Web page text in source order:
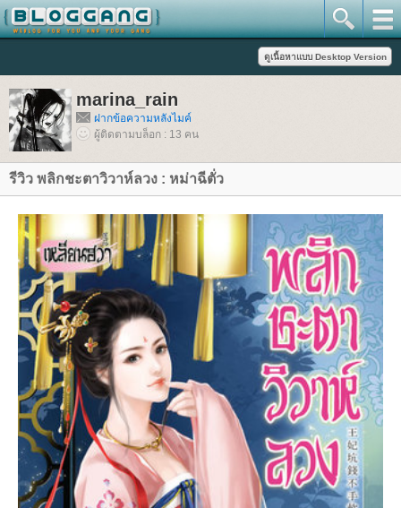
marina_rain
ฝากข้อความหลังไมค์
ผู้ติดตามบล็อก : 13 คน
รีวิว พลิกชะตาวิวาห์ลวง : หม่าฉีตั่ว